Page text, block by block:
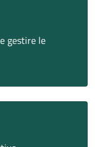
gestire le